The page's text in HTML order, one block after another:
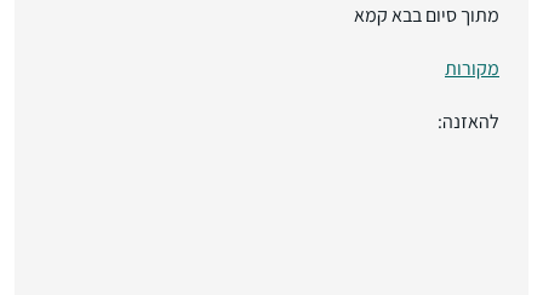
מתוך סיום בבא קמא
מקורות
להאזנה: